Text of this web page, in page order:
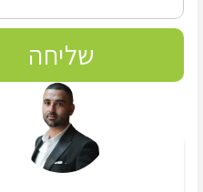
שליחה